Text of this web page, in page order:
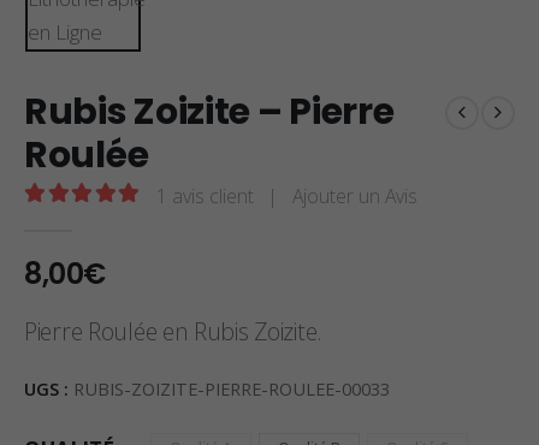
Rubis Zoizite – Pierre
Roulée
1 avis client | Ajouter un Avis
8,00€
Pierre Roulée en Rubis Zoizite.
UGS : RUBIS-ZOIZITE-PIERRE-ROULEE-00033